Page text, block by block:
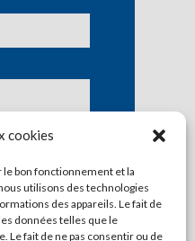
cookies
bon fonctionnement et la
utilisons des technologies
des appareils. Le fait de
données telles que le
Le fait de ne pas consentir ou de